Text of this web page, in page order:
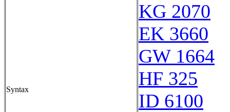
Syntax
KG 2070
EK 3660
GW 1664
HF 325
ID 6100